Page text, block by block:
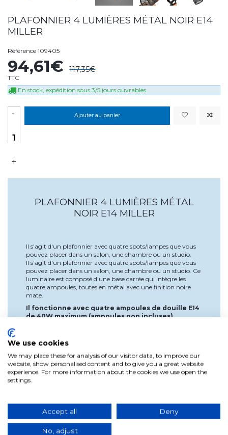
PLAFONNIER 4 LUMIÈRES MÉTAL NOIR E14
MILLER
Référence 109405
94,61€ 117,35€
TTC
En stock, expédition sous 3/5 jours ouvrables
-
+
Ajouter au panier
PLAFONNIER 4 LUMIÈRES MÉTAL
NOIR E14 MILLER
Il s'agit d'un plafonnier avec quatre spots/lampes que vous
pouvez placer dans un salon, une chambre ou un studio.
Il s'agit d'un plafonnier avec quatre spots/lampes que vous
pouvez placer dans un salon, une chambre ou un studio. Ce
luminaire est composé d'une base carrée qui intègre les
quatre ampoules, toutes en métal avec une finition noire
mate.
Il fonctionne avec quatre ampoules de douille E14
de 40W maximum (ampoules non incluses).
Détails du produit
Haute
Profondeur
We use cookies
We may place these for analysis of our visitor data, to improve our
website, show personalised content and to give you a great website
experience. For more information about the cookies we use open the
settings.
Accept all Deny
No, adjust